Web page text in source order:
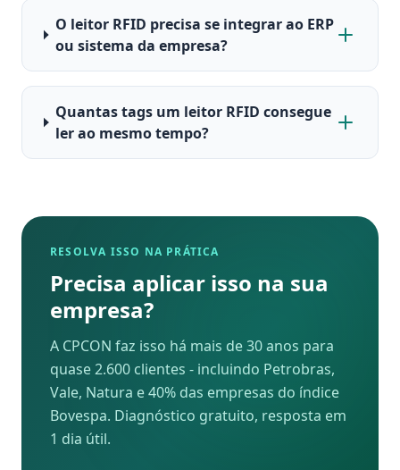
O leitor RFID precisa se integrar ao ERP
ou sistema da empresa?
Quantas tags um leitor RFID consegue
ler ao mesmo tempo?
RESOLVA ISSO NA PRÁTICA
Precisa aplicar isso na sua
empresa?
A CPCON faz isso há mais de 30 anos para
quase 2.600 clientes - incluindo Petrobras,
Vale, Natura e 40% das empresas do índice
Bovespa. Diagnóstico gratuito, resposta em
1 dia útil.